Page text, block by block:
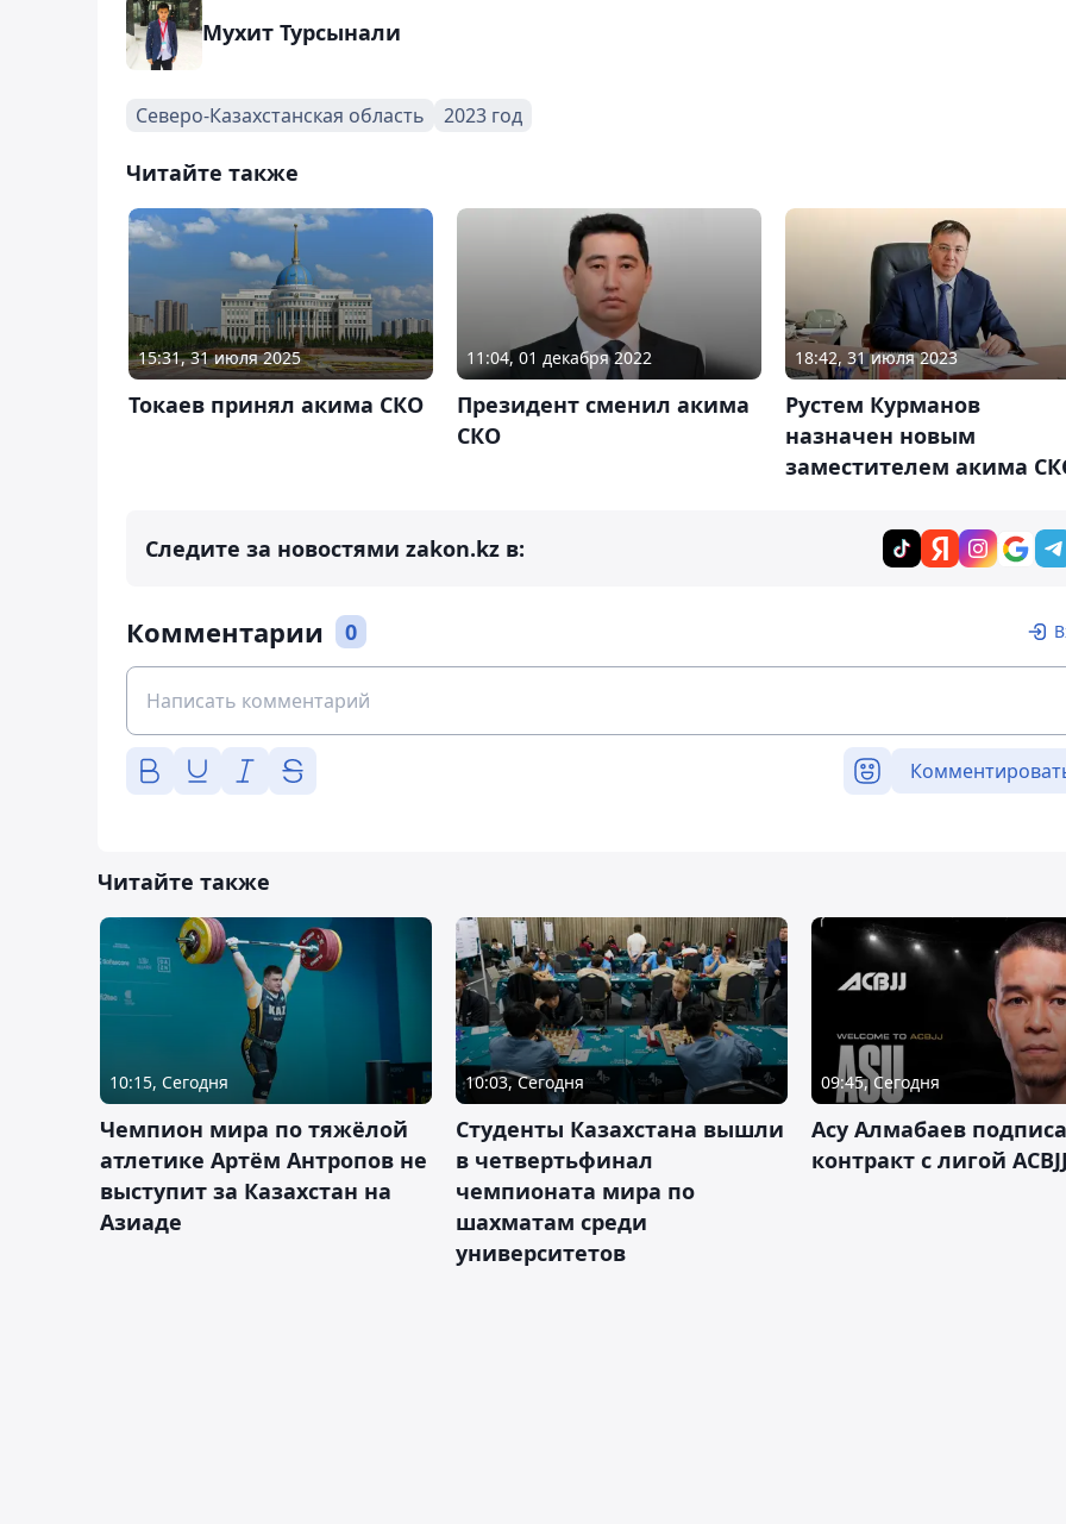
Мухит Турсынали
Северо-Казахстанская область 2023 год
Читайте также
15:31, 31 июля 2025
Токаев принял акима СКО
11:04, 01 декабря 2022
Президент сменил акима
СКО
18:42, 31 июля 2023
Рустем Курманов
назначен новым
заместителем акима
Следите за новостями zakon.kz в:
Комментарии 0
Читайте также
10:15, Сегодня
Чемпион мира по тяжёлой
атлетике Артём Антропов не
выступит за Казахстан на
Азиаде
10:03, Сегодня
Студенты Казахстана вышли
в четвертьфинал
чемпионата мира по
шахматам среди
университетов
09:45, Сегодня
Асу Алмабаев
контракт с лигой